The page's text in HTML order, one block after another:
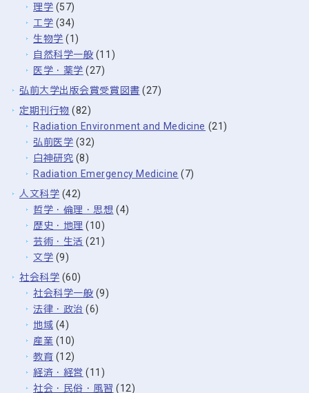
理学 (57)
工学 (34)
生物学 (1)
自然科学一般 (11)
医学・薬学 (27)
弘前大学出版会賞受賞図書 (27)
定期刊行物 (82)
Radiation Environment and Medicine (21)
弘前医学 (32)
白神研究 (8)
Radiation Emergency Medicine (7)
人文科学 (42)
哲学・倫理・思想 (4)
歴史・地理 (10)
芸術・生活 (21)
文学 (9)
社会科学 (60)
社会科学一般 (9)
法律・政治 (6)
地域 (4)
産業 (10)
教育 (12)
経済・経営 (11)
社会・民俗・風習 (12)